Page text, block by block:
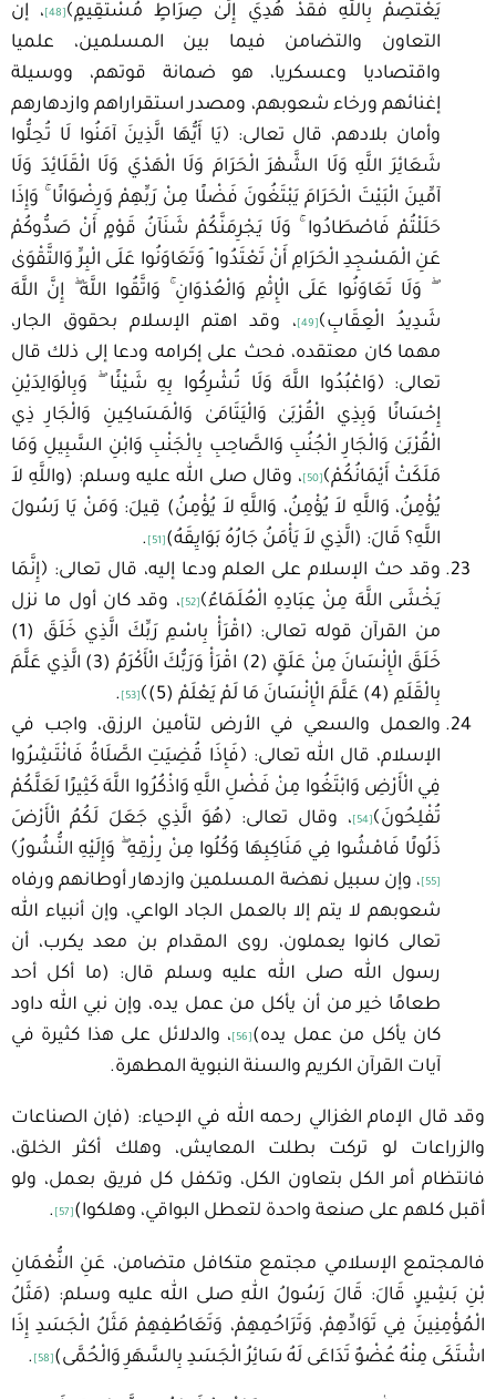
يَعْتَصِمْ بِاللَّهِ فَقَدْ هُدِيَ إِلَىٰ صِرَاطٍ مُسْتَقِيمٍ﴾ [48]
، إن
التعاون والتضامن فيما بين المسلمين، علميا
واقتصاديا وعسكريا، هو ضمانة قوتهم، ووسيلة
إغنائهم ورخاء شعوبهم، ومصدر استقراراهم وازدهارهم
وأمان بلادهم، قال تعالى: ﴿يَا أَيُّهَا الَّذِينَ آمَنُوا لَا تُحِلُّوا
شَعَائِرَ اللَّهِ وَلَا الشَّهْرَ الْحَرَامَ وَلَا الْهَدْيَ وَلَا الْقَلَائِدَ وَلَا
آمِّينَ الْبَيْتَ الْحَرَامَ يَبْتَغُونَ فَضْلًا مِنْ رَبِّهِمْ وَرِضْوَانًا ۚ وَإِذَا
حَلَلْتُمْ فَاصْطَادُوا ۚ وَلَا يَجْرِمَنَّكُمْ شَنَآنُ قَوْمٍ أَنْ صَدُّوكُمْ
عَنِ الْمَسْجِدِ الْحَرَامِ أَنْ تَعْتَدُوا ۘ وَتَعَاوَنُوا عَلَى الْبِرِّ وَالتَّقْوَىٰ
ۖ وَلَا تَعَاوَنُوا عَلَى الْإِثْمِ وَالْعُدْوَانِ ۚ وَاتَّقُوا اللَّهَ ۖ إِنَّ اللَّهَ
شَدِيدُ الْعِقَابِ﴾ [49]
، وقد اهتم الإسلام بحقوق الجار،
مهما كان معتقده، فحث على إكرامه ودعا إلى ذلك قال
تعالى: ﴿وَاعْبُدُوا اللَّهَ وَلَا تُشْرِكُوا بِهِ شَيْئًا ۖ وَبِالْوَالِدَيْنِ
إِحْسَانًا وَبِذِي الْقُرْبَىٰ وَالْيَتَامَىٰ وَالْمَسَاكِينِ وَالْجَارِ ذِي
الْقُرْبَىٰ وَالْجَارِ الْجُنُبِ وَالصَّاحِبِ بِالْجَنْبِ وَابْنِ السَّبِيلِ وَمَا
مَلَكَتْ أَيْمَانُكُمْ﴾ [50]
، وقال صلى الله عليه وسلم: (واللَّهِ لاَ
يُؤْمِنُ، وَاللَّهِ لاَ يُؤْمِنُ، وَاللَّهِ لاَ يُؤْمِنُ) قِيلَ: وَمَنْ يَا رَسُولَ
اللَّهِ؟ قَالَ: (الَّذِي لاَ يَأْمَنُ جَارُهُ بَوَايِقَهُ) [51]
.
وقد حث الإسلام على العلم ودعا إليه، قال تعالى: ﴿إِنَّمَا
يَخْشَى اللَّهَ مِنْ عِبَادِهِ الْعُلَمَاءُ﴾ [52]
، وقد كان أول ما نزل
من القرآن قوله تعالى: ﴿اقْرَأْ بِاسْمِ رَبِّكَ الَّذِي خَلَقَ (1)
خَلَقَ الْإِنْسَانَ مِنْ عَلَقٍ (2) اقْرَأْ وَرَبُّكَ الْأَكْرَمُ (3) الَّذِي عَلَّمَ
بِالْقَلَمِ (4) عَلَّمَ الْإِنْسَانَ مَا لَمْ يَعْلَمْ (5)﴾
[53]
.
والعمل والسعي في الأرض لتأمين الرزق، واجب في
الإسلام، قال الله تعالى: ﴿فَإِذَا قُضِيَتِ الصَّلَاةُ فَانْتَشِرُوا
فِي الْأَرْضِ وَابْتَغُوا مِنْ فَضْلِ اللَّهِ وَاذْكُرُوا اللَّهَ كَثِيرًا لَعَلَّكُمْ
تُفْلِحُونَ﴾ [54]
، وقال تعالى: ﴿هُوَ الَّذِي جَعَلَ لَكُمُ الْأَرْضَ
ذَلُولًا فَامْشُوا فِي مَنَاكِبِهَا وَكُلُوا مِنْ رِزْقِهِ ۖ وَإِلَيْهِ النُّشُورُ﴾
[55] ، وإن سبيل نهضة المسلمين وازدهار أوطانهم ورفاه
شعوبهم لا يتم إلا بالعمل الجاد الواعي، وإن أنبياء الله
تعالى كانوا يعملون، روى المقدام بن معد يكرب، أن
رسول الله صلى الله عليه وسلم قال: (ما أكل أحد
طعامًا خير من أن يأكل من عمل يده، وإن نبي الله داود
كان يأكل من عمل يده) [56]
، والدلائل على هذا كثيرة في
آيات القرآن الكريم والسنة النبوية المطهرة.
وقد قال الإمام الغزالي رحمه الله في الإحياء: (فإن الصناعات
والزراعات لو تركت بطلت المعايش، وهلك أكثر الخلق،
فانتظام أمر الكل بتعاون الكل، وتكفل كل فريق بعمل، ولو
أقبل كلهم على صنعة واحدة لتعطل البواقي، وهلكوا) [57]
.
فالمجتمع الإسلامي مجتمع متكافل متضامن، عَنِ النُّعْمَانِ
بْنِ بَشِيرٍ، قَالَ: قَالَ رَسُولُ اللهِ صلى الله عليه وسلم: (مَثَلُ
الْمُؤْمِنِينَ فِي تَوَادِّهِمْ، وَتَرَاحُمِهِمْ، وَتَعَاطُفِهِمْ مَثَلُ الْجَسَدِ إِذَا
اشْتَكَى مِنْهُ عُضْوٌ تَدَاعَى لَهُ سَائِرُ الْجَسَدِ بِالسَّهَرِ وَالْحُمَّى) [58]
.